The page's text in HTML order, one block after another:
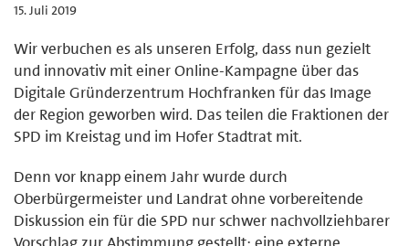
15. Juli 2019
Wir verbuchen es als unseren Erfolg, dass nun gezielt
und innovativ mit einer Online-Kampagne über das
Digitale Gründerzentrum Hochfranken für das Image
der Region geworben wird. Das teilen die Fraktionen der
SPD im Kreistag und im Hofer Stadtrat mit.
Denn vor knapp einem Jahr wurde durch
Oberbürgermeister und Landrat ohne vorbereitende
Diskussion ein für die SPD nur schwer nachvollziehbarer
Vorschlag zur Abstimmung gestellt: eine externe